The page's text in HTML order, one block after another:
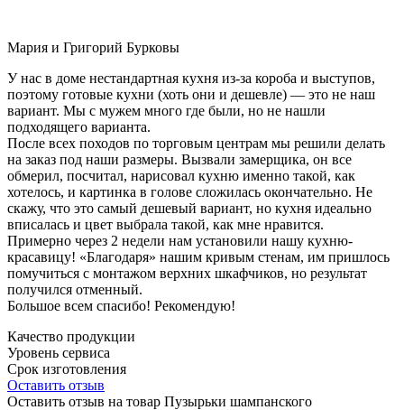
Мария и Григорий Бурковы
У нас в доме нестандартная кухня из-за короба и выступов,
поэтому готовые кухни (хоть они и дешевле) — это не наш
вариант. Мы с мужем много где были, но не нашли
подходящего варианта.
После всех походов по торговым центрам мы решили делать
на заказ под наши размеры. Вызвали замерщика, он все
обмерил, посчитал, нарисовал кухню именно такой, как
хотелось, и картинка в голове сложилась окончательно. Не
скажу, что это самый дешевый вариант, но кухня идеально
вписалась и цвет выбрала такой, как мне нравится.
Примерно через 2 недели нам установили нашу кухню-
красавицу! «Благодаря» нашим кривым стенам, им пришлось
помучиться с монтажом верхних шкафчиков, но результат
получился отменный.
Большое всем спасибо! Рекомендую!
Качество продукции
Уровень сервиса
Срок изготовления
Оставить отзыв
Оставить отзыв на товар Пузырьки шампанского